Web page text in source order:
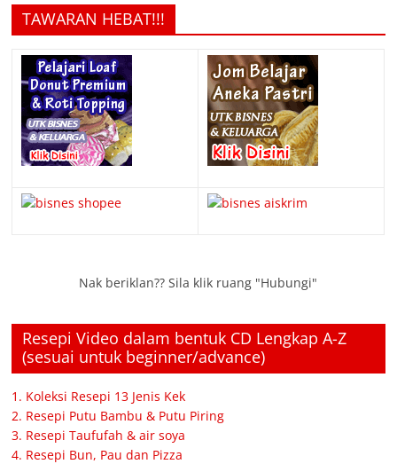
TAWARAN HEBAT!!!
Nak beriklan?? Sila klik ruang "Hubungi"
Resepi Video dalam bentuk CD Lengkap A-Z
(sesuai untuk beginner/advance)
1. Koleksi Resepi 13 Jenis Kek
2. Resepi Putu Bambu & Putu Piring
3. Resepi Taufufah & air soya
4. Resepi Bun, Pau dan Pizza